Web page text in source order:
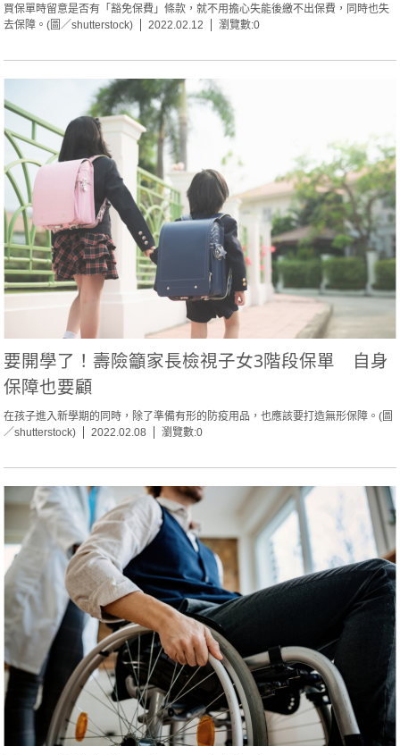
買保單時留意是否有「豁免保費」條款，就不用擔心失能後繳不出保費，同時也失
去保障。(圖／shutterstock)
2022.02.12 瀏覽數:0
要開學了！壽險籲家長檢視子女3階段保單 自身
保障也要顧
在孩子進入新學期的同時，除了準備有形的防疫用品，也應該要打造無形保障。(圖
／shutterstock)
2022.02.08 瀏覽數:0